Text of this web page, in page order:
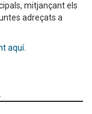
mitjançant els
adreçats a
aquí.